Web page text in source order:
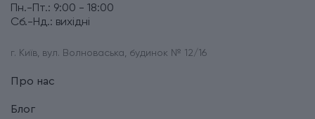
Пн.-Пт.: 9:00 - 18:00
Сб.-Нд.: вихідні
г. Київ, вул. Волноваська, будинок № 12/16
Про нас
Блог